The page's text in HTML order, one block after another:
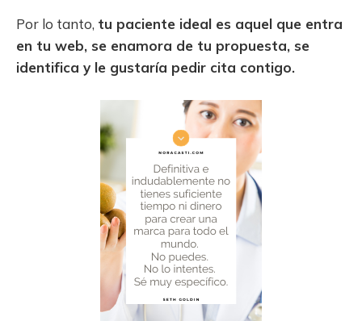
Por lo tanto, tu paciente ideal es aquel que entra
en tu web, se enamora de tu propuesta, se
identifica y le gustaría pedir cita contigo.